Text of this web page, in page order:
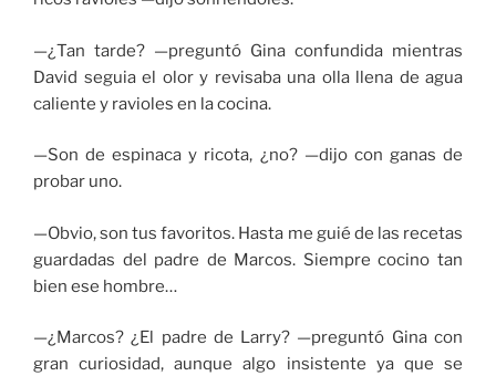
—¿Tan tarde? —preguntó Gina confundida mientras
David seguia el olor y revisaba una olla llena de agua
caliente y ravioles en la cocina.
—Son de espinaca y ricota, ¿no? —dijo con ganas de
probar uno.
—Obvio, son tus favoritos. Hasta me guié de las recetas
guardadas del padre de Marcos. Siempre cocino tan
bien ese hombre…
—¿Marcos? ¿El padre de Larry? —preguntó Gina con
gran curiosidad, aunque algo insistente ya que se